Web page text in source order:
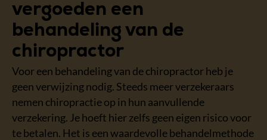
vergoeden een
behandeling van de
chiropractor
Voor een behandeling van de chiropractor heb je
geen verwijzing nodig. Steeds meer verzekeraars
nemen chiropractie op in hun aanvullende
verzekering. Je hoeft hier zelfs geen eigen risico voor
te betalen. Het is een waardevolle behandelmethode